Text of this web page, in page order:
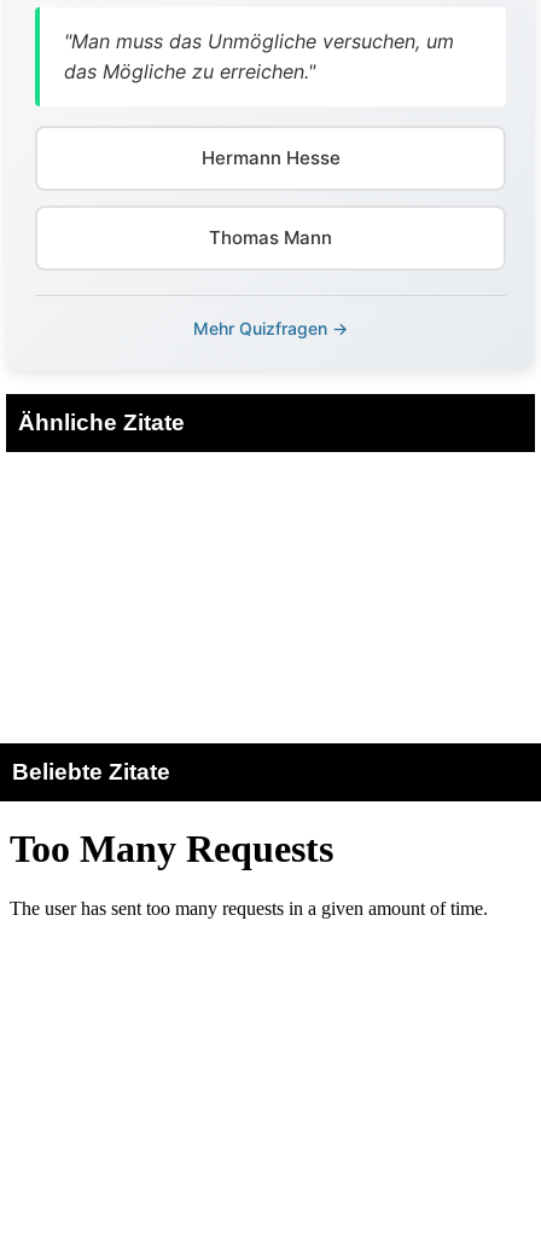
"Man muss das Unmögliche versuchen, um
das Mögliche zu erreichen."
Hermann Hesse
Thomas Mann
Mehr Quizfragen →
Ähnliche Zitate
Beliebte Zitate